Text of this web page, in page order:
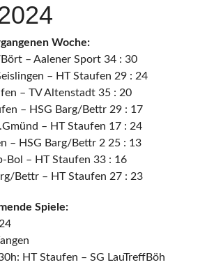
Woche:
– Aalener Sport 34 : 30
– HT Staufen 29 : 24
– TV Altenstadt 35 : 20
– HSG Barg/Bettr 29 : 17
– HT Staufen 17 : 24
– HSG Barg/Bettr 2 25 : 13
Bol – HT Staufen 33 : 16
Bettr – HT Staufen 27 : 23
Spiele:
HT Staufen – SG LauTreffBöh